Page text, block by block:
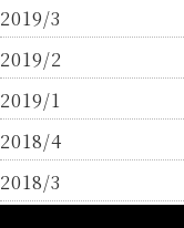
2019/3
2019/2
2019/1
2018/4
2018/3